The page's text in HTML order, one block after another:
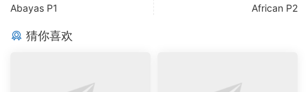
Abayas P1 African P2
猜你喜欢